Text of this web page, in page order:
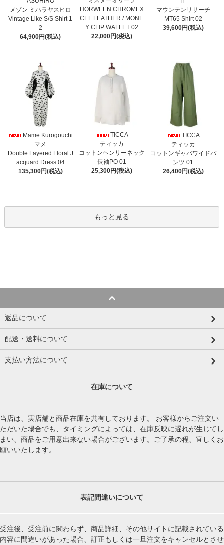
メゾン ミハラヤスヒロ
Vintage Like S/S Shirt 1
2
64,900円(税込)
HORWEEN CHROMEX
CEL LEATHER / MONE
Y CLIP WALLET 02
22,000円(税込)
マウンテンリサーチ
MT65 Shirt 02
39,600円(税込)
Mame Kurogouchi
マメ
Double Layered Floral J
acquard Dress 04
135,300円(税込)
TICCA
ティッカ
コットンヘンリーネック
長袖PO 01
25,300円(税込)
TICCA
ティッカ
コットンギャバワイドパ
ンツ 01
26,400円(税込)
もっと見る
返品について
配送・送料について
支払い方法について
在庫について
当店は、実店舗と商品在庫を共有しております。 お客様からご注文い
ただいた場合でも、タイミングによっては、在庫反映に遅れが生じてし
まい、商品をご用意出来ない場合がございます。ご了承の程、宜しくお
願いいたします。
表記間違いについて
受注後、受注前に関わらず、商品詳細、その他サイトに記載されている
内容に間違いがあった場合、訂正もしくは一旦注文をキャンセルとさせ